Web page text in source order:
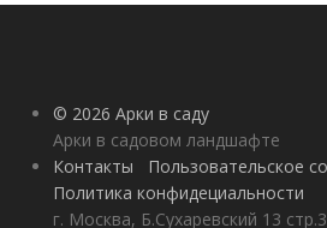
© 2026 Арки в саду
Арки в садовом ландшафте
Контакты
Пользовательское
Политика конфидециальности
г. Москва, Б.Сухаревский 13